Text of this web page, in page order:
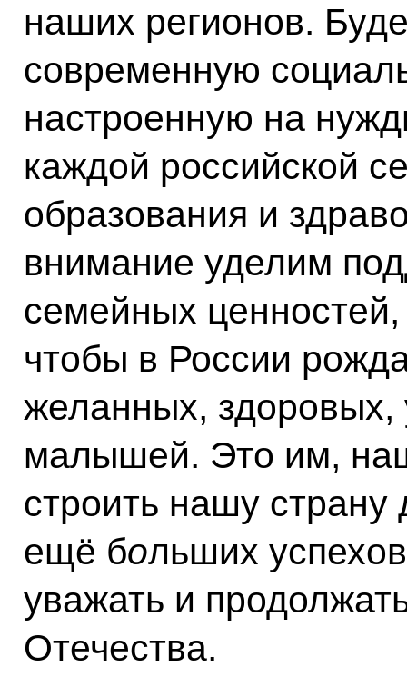
наших регионов.
современную
настроенную на
каждой российской
образования и
внимание уделим
семейных
чтобы в России
желанных,
малышей. Это им,
строить нашу
ещё больших
уважать и
Отечества.